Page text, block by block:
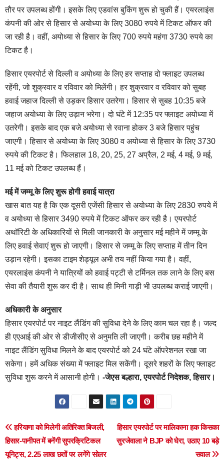
तौर पर उपलब्ध होंगी। इसके लिए एडवांस बुकिंग शुरू हो चुकी हैं। एयरलाइंस
कंपनी की ओर से हिसार से अयोध्या के लिए 3080 रुपये में टिकट ऑफर की
जा रही है। वहीं, अयोध्या से हिसार के लिए 700 रुपये महंगा 3730 रुपये का
टिकट है।
हिसार एयरपोर्ट से दिल्ली व अयोध्या के लिए हर सप्ताह दो फ्लाइट उपलब्ध
रहेंगी, जो शुक्रवार व रविवार को मिलेंगी। हर शुक्रवार व रविवार को सुबह
हवाई जहाज दिल्ली से उड़कर हिसार उतरेगा। हिसार से सुबह 10:35 बजे
जहाज अयोध्या के लिए उड़ान भरेगा। दो घंटे में 12:35 पर फ्लाइट अयोध्या में
उतरेगी। इसके बाद एक बजे अयोध्या से रवाना होकर 3 बजे हिसार पहुंच
जाएगी। हिसार से अयोध्या के लिए 3080 व अयोध्या से हिसार के लिए 3730
रुपये की टिकट है। फिलहाल 18, 20, 25, 27 अप्रैल, 2 मई, 4 मई, 9 मई,
11 मई को टिकट उपलब्ध हैं।
मई में जम्मू के लिए शुरू होगी हवाई यात्रा
खास बात यह है कि एक दूसरी एजेंसी हिसार से अयोध्या के लिए 2830 रुपये में
व अयोध्या से हिसार 3490 रुपये में टिकट ऑफर कर रही है। एयरपोर्ट
अथॉरिटी के अधिकारियों से मिली जानकारी के अनुसार मई महीने में जम्मू के
लिए हवाई सेवाएं शुरू हो जाएगी। हिसार से जम्मू के लिए सप्ताह में तीन दिन
उड़ान रहेगी। इसका टाइम शेड्यूल अभी तय नहीं किया गया है। वहीं,
एयरलाइंस कंपनी ने यात्रियों को हवाई पट्टी से टर्मिनल तक लाने के लिए बस
सेवा की तैयारी शुरू कर दी है। साथ ही मिनी गाड़ी भी उपलब्ध कराई जाएगी।
अधिकारी के अनुसार
हिसार एयरपोर्ट पर नाइट लैंडिंग की सुविधा देने के लिए काम चल रहा है। जल्द
ही एएआई की ओर से डीजीसीए से अनुमति ली जाएगी। करीब छह महीने में
नाइट लैंडिंग सुविधा मिलने के बाद एयरपोर्ट को 24 घंटे ऑपरेशनल रखा जा
सकेगा। हमें अधिक संख्या में फ्लाइट मिल सकेंगी। दूसरे शहरों के लिए फ्लाइट
सुविधा शुरू करने में आसानी होगी। -जेएस बल्हारा, एयरपोर्ट निदेशक, हिसार।
Post
navigation
हिसार एयरपोर्ट पर मालिकाना हक किसका
सुरजेवाला ने BJP को घेरा, उठाए 10 बड़े
सवाल
हरियाणा को मिलेगी अतिरिक्त बिजली,
हिसार-पानीपत में बनेंगी सुपरक्रिटिकल
यूनिट्स, 2.25 लाख छतों पर लगेंगे सोलर